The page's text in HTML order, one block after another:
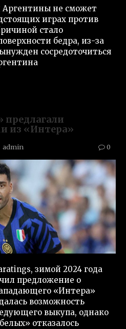
не сможет
играх против
стало
бедра, из-за
сосредоточиться
из «Интера»
admin 0
зимой 2024 года
предложение о
«Интера»
возможность
выкупа, однако
отказалось